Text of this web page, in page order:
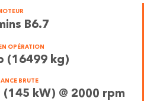
B6.7
OPÉRATION
(16499 kg)
BRUTE
kW) @ 2000 rpm